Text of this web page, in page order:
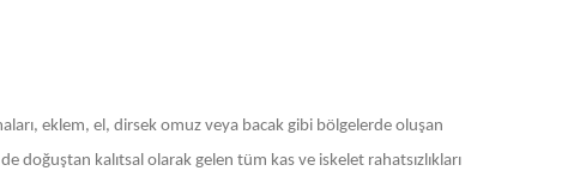
eklem, el, dirsek omuz veya bacak gibi bölgelerde oluşan
doğuştan kalıtsal olarak gelen tüm kas ve iskelet rahatsızlıkları